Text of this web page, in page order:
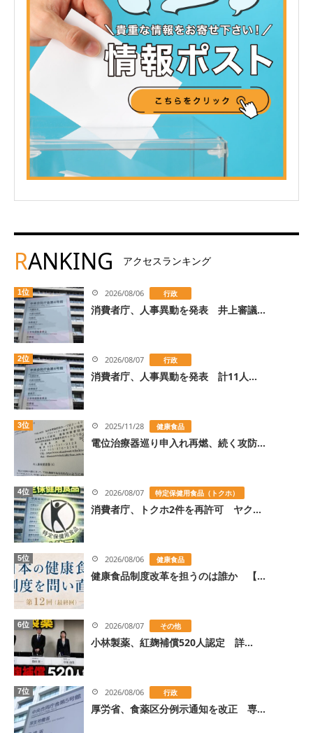
RANKING アクセスランキング
1位 2026/08/06 行政
消費者庁、人事異動を発表 井上審議...
2位 2026/08/07 行政
消費者庁、人事異動を発表 計11人...
3位 2025/11/28 健康食品
電位治療器巡り申入れ再燃、続く攻防...
4位 2026/08/07 特定保健用食品（トクホ）
消費者庁、トクホ2件を再許可 ヤク...
5位 2026/08/06 健康食品
健康食品制度改革を担うのは誰か 【...
6位 2026/08/07 その他
小林製薬、紅麹補償520人認定 詳...
7位 2026/08/06 行政
厚労省、食薬区分例示通知を改正 専...